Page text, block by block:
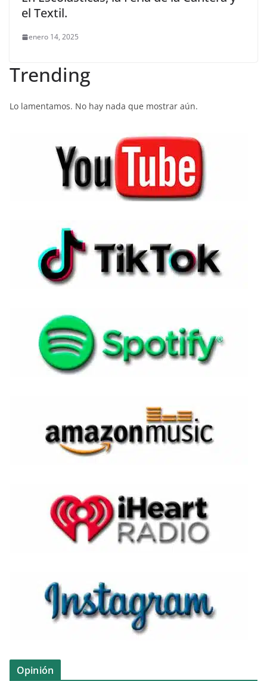
el Textil.
enero 14, 2025
Trending
Lo lamentamos. No hay nada que mostrar aún.
Opinión